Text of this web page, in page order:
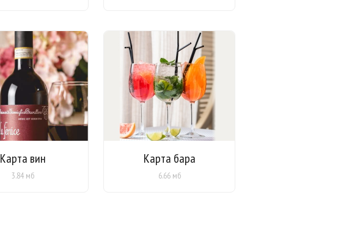
Карта вин
3.84 мб
Карта бара
6.66 мб